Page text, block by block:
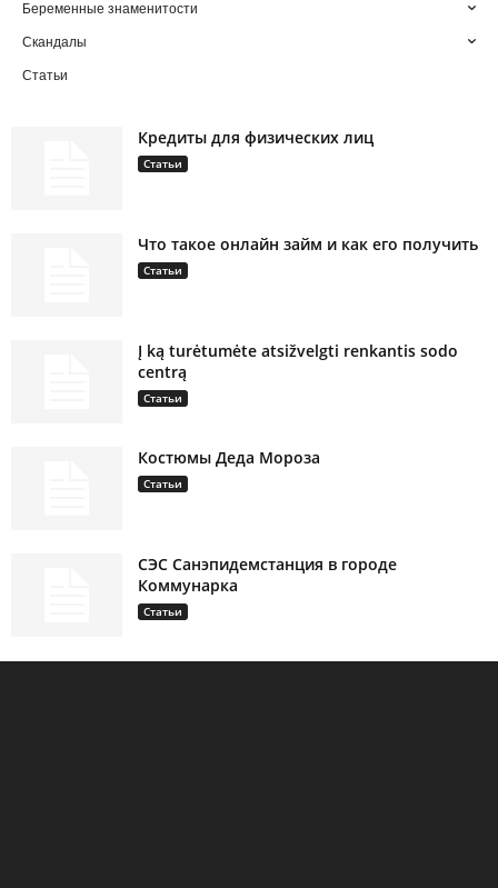
Беременные знаменитости
Скандалы
Статьи
Кредиты для физических лиц
Статьи
Что такое онлайн займ и как его получить
Статьи
Į ką turėtumėte atsižvelgti renkantis sodo
centrą
Статьи
Костюмы Деда Мороза
Статьи
СЭС Санэпидемстанция в городе
Коммунарка
Статьи